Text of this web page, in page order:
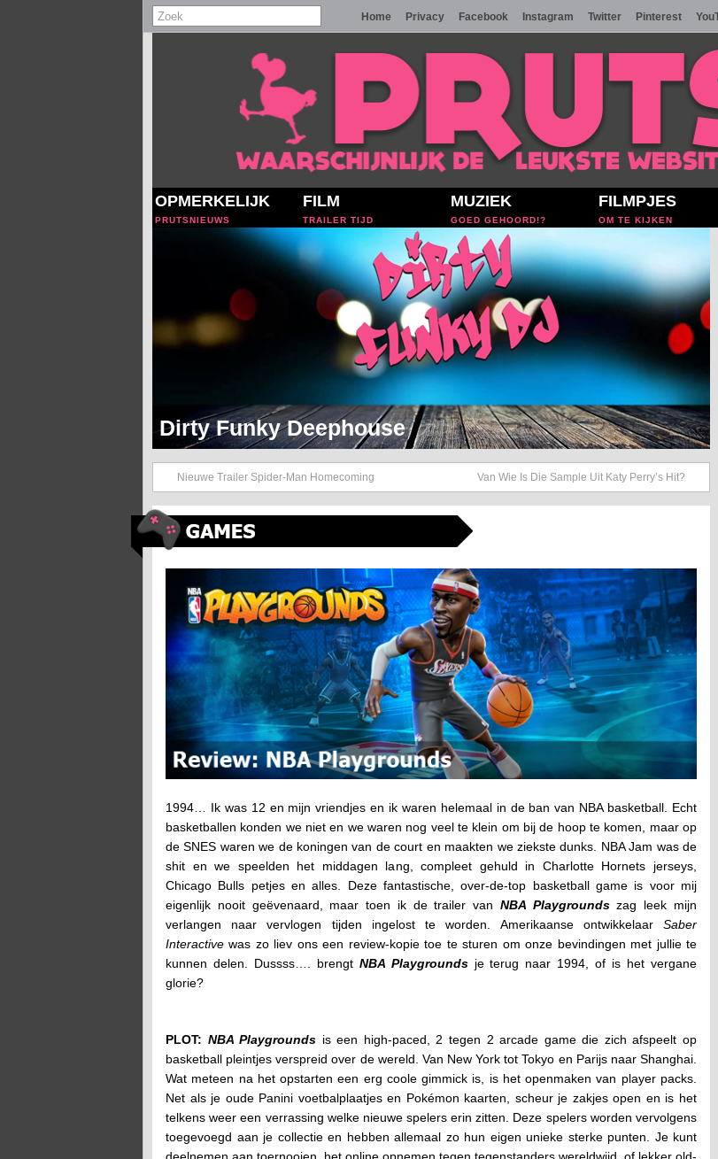
Home Privacy Facebook Instagram Twitter Pinterest
OPMERKELIJK
PRUTSNIEUWS
FILM
TRAILER TIJD
MUZIEK
GOED GEHOORD!?
FILMPJES
OM TE KIJKEN
Dirty Funky 90's Hip Hop Beats
Nieuwe Trailer Spider-Man Homecoming Van Wie Is Die Sample Uit Katy Perry’s Hit?
1994… Ik was 12 en mijn vriendjes en ik waren helemaal in de ban van NBA basketball. Echt
basketballen konden we niet en we waren nog veel te klein om bij de hoop te komen, maar op
de SNES waren we de koningen van de court en maakten we ziekste dunks. NBA Jam was de
shit en we speelden het middagen lang, compleet gehuld in Charlotte Hornets jerseys,
Chicago Bulls petjes en alles. Deze fantastische, over-de-top basketball game is voor mij
eigenlijk nooit geëvenaard, maar toen ik de trailer van NBA Playgroundszag leek mijn
verlangen naar vervlogen tijden ingelost te worden. Amerikaanse ontwikkelaar Saber
Interactive was zo liev ons een review-kopie toe te sturen om onze bevindingen met jullie te
kunnen delen. Dussss…. brengt NBA Playgroundsje terug naar 1994, of is het vergane
glorie?
PLOT: NBA Playgrounds is een high-paced, 2 tegen 2 arcade game die zich afspeelt op
basketball pleintjes verspreid over de wereld. Van New York tot Tokyo en Parijs naar Shanghai.
Wat meteen na het opstarten een erg coole gimmick is, is het openmaken van player packs.
Net als je oude Panini voetbalplaatjes en Pokémon kaarten, scheur je zakjes open en is het
telkens weer een verrassing welke nieuwe spelers erin zitten. Deze spelers worden vervolgens
toegevoegd aan je collectie en hebben allemaal zo hun eigen unieke sterke punten. Je kunt
deelnemen aan toernooien, het online opnemen tegen tegenstanders wereldwijd, of lekker old-